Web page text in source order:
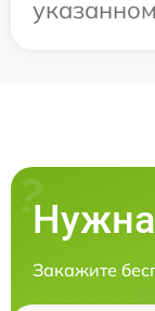
Нужна
Закажите